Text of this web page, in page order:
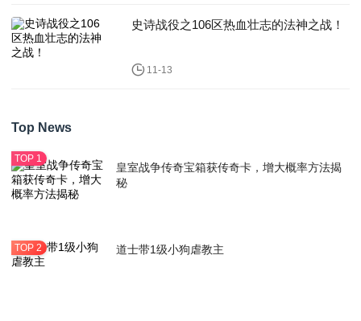
史诗战役之106区热血壮志的法神之战！
11-13
Top News
皇室战争传奇宝箱获传奇卡，增大概率方法揭
秘
道士带1级小狗虐教主